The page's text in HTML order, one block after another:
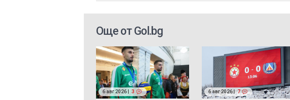
Още от Gol.bg
6 авг 2026 | 3 6 авг 2026 | 7